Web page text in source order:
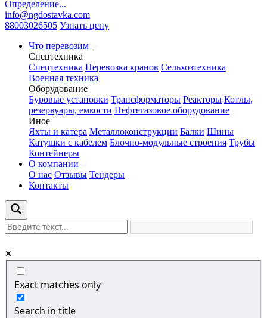
Определение...
info@ngdostavka.com
88003026505 Узнать цену
Что перевозим
Спецтехника
Спецтехника Перевозка кранов Сельхозтехника
Военная техника
Оборудование
Буровые установки Трансформаторы Реакторы Котлы,
резервуары, емкости Нефтегазовое оборудование
Иное
Яхты и катера Металлоконструкции Балки Шины
Катушки с кабелем Блочно-модульные строения Трубы
Контейнеры
О компании
О нас Отзывы Тендеры
Контакты
Exact matches only
Search in title